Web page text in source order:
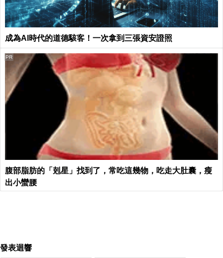
成為AI時代的道德駭客！一次拿到三張資安證照
腹部脂肪的「剋星」找到了，常吃這幾物，吃走大肚囊，瘦
出小蠻腰
PR
發表迴響